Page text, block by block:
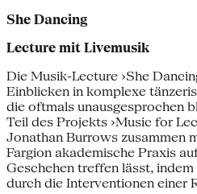
She Dancing
Lecture mit Livemusik
Die Musik-Lecture ›She
Einblicken in komplexe
die oftmals unausgesprochen
Teil des Projekts ›Music for
Jonathan Burrows zusammen
Fargion akademische Praxis
Geschehen treffen lässt,
durch die Interventionen einer